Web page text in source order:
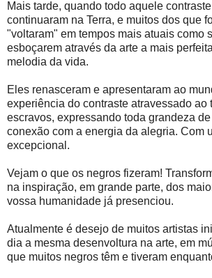
Mais tarde, quando todo aquele
continuaram na Terra, e muitos dos que
"voltaram" em tempos mais atuais como
esboçarem através da arte a mais
melodia da vida.
Eles renasceram e apresentaram ao
experiência do contraste atravessado ao
escravos, expressando toda grandeza
conexão com a energia da alegria. Com
excepcional.
Vejam o que os negros fizeram!
na inspiração, em grande parte, dos
vossa humanidade já presenciou.
Atualmente é desejo de muitos artistas
dia a mesma desenvoltura na arte, em
que muitos negros têm e tiveram